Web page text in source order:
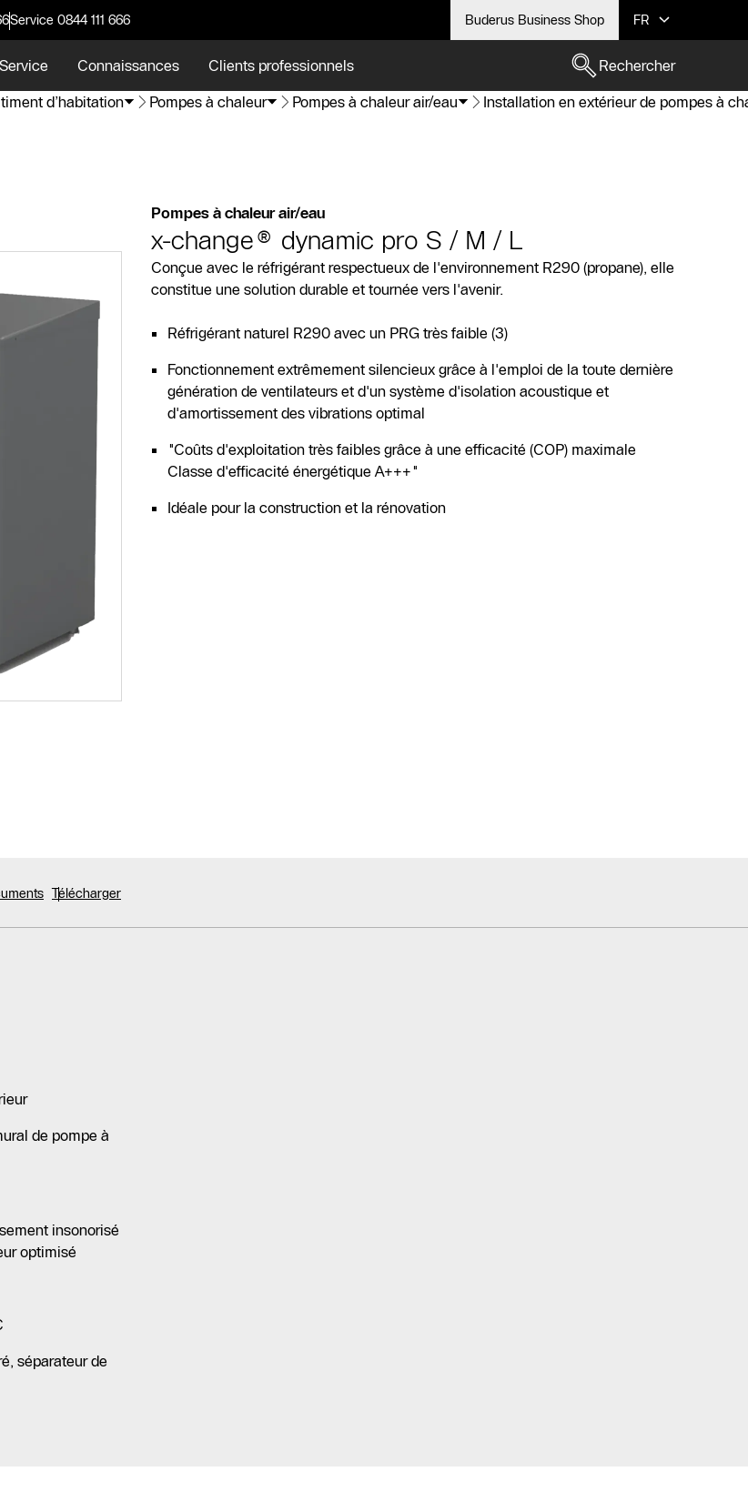
Service 0844 111 666 Buderus Business Shop FR
Service Connaissances Clients professionnels
Rechercher
d’habitation Pompes à chaleur Pompes à chaleur air/eau Installation en extérieur de pompes à
Pompes à chaleur air/eau
x-change® dynamic pro S / M / L
Conçue avec le réfrigérant respectueux de l'environnement R290 (propane), elle
constitue une solution durable et tournée vers l'avenir.
Réfrigérant naturel R290 avec un PRG très faible (3)
Fonctionnement extrêmement silencieux grâce à l'emploi de la toute dernière
génération de ventilateurs et d'un système d'isolation acoustique et
d'amortissement des vibrations optimal
"Coûts d'exploitation très faibles grâce à une efficacité (COP) maximale
Classe d'efficacité énergétique A+++"
Idéale pour la construction et la rénovation
Télécharger
de pompe à
insonorisé
optimisé
séparateur de